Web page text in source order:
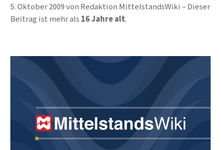
5. Oktober 2009von Redaktion MittelstandsWiki
Dieser
Beitrag ist mehr als 16 Jahre alt.